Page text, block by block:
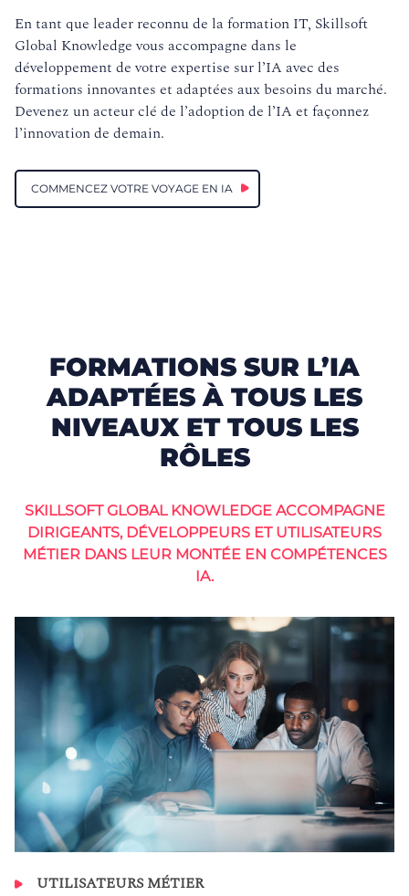
En tant que leader reconnu de la formation IT, Skillsoft
Global Knowledge vous accompagne dans le
développement de votre expertise sur l’IA avec des
formations innovantes et adaptées aux besoins du marché.
Devenez un acteur clé de l’adoption de l’IA et façonnez
l’innovation de demain.
COMMENCEZ VOTRE VOYAGE EN IA
FORMATIONS SUR L’IA
ADAPTÉES À TOUS LES
NIVEAUX ET TOUS LES
RÔLES
SKILLSOFT GLOBAL KNOWLEDGE ACCOMPAGNE
DIRIGEANTS, DÉVELOPPEURS ET UTILISATEURS
MÉTIER DANS LEUR MONTÉE EN COMPÉTENCES
IA.
UTILISATEURS MÉTIER